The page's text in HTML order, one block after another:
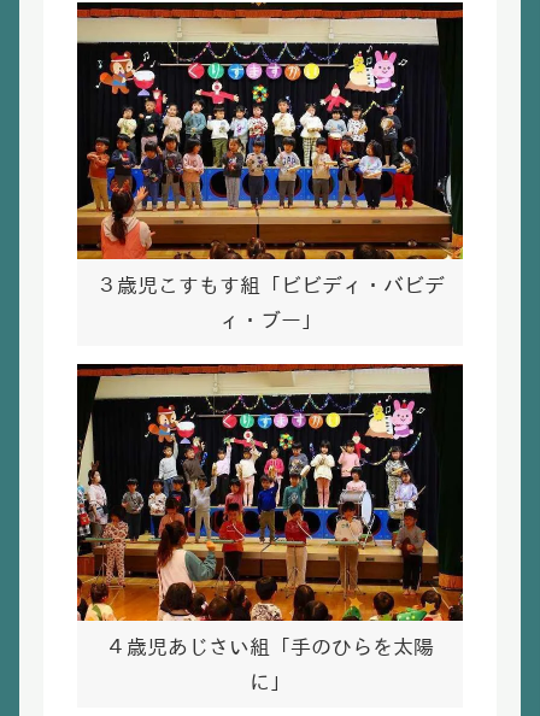
３歳児こすもす組「ビビディ・バビデ
ィ・ブー」
４歳児あじさい組「手のひらを太陽
に」